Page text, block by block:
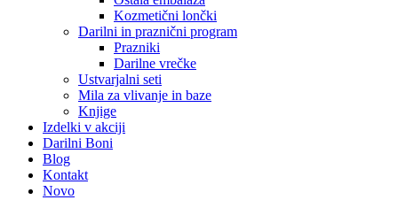
Kozmetični lončki
Darilni in praznični program
Prazniki
Darilne vrečke
Ustvarjalni seti
Mila za vlivanje in baze
Knjige
Izdelki v akciji
Darilni Boni
Blog
Kontakt
Novo